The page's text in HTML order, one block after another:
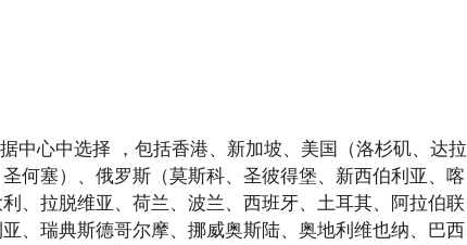
中心中选择 ，包括香港、新加坡、美国（洛杉矶、达拉
何塞）、 俄罗斯（莫斯科、圣彼得堡、新西伯利亚、喀
、拉脱维亚、荷兰、波兰、西班牙、土耳其、 阿拉伯联
、瑞典斯德哥尔摩、挪威奥斯陆、奥地利维也纳、巴西